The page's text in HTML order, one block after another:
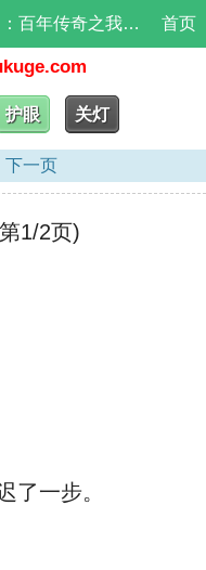
第1641章 尘家祖地之战_斗罗：百年传奇之我是尘心二叔 首页
护眼 关灯
下一页
1/2页)
一步。